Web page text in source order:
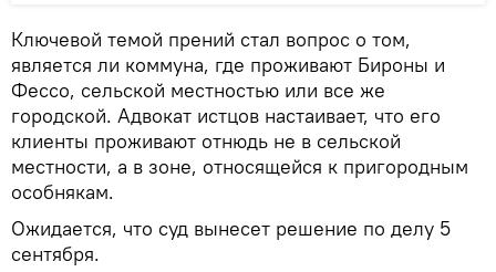
Ключевой темой прений стал вопрос о том,
является ли коммуна, где проживают Бироны и
Фессо, сельской местностью или все же
городской. Адвокат истцов настаивает, что его
клиенты проживают отнюдь не в сельской
местности, а в зоне, относящейся к пригородным
особнякам.
Ожидается, что суд вынесет решение по делу 5
сентября.